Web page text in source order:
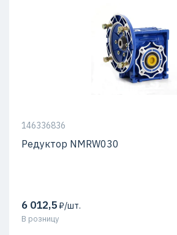
146336836
Редуктор NMRW030
6 012,5₽/шт.
В розницу